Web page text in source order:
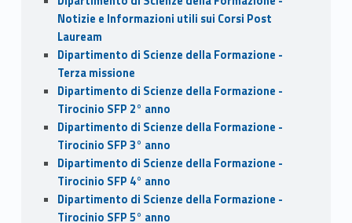
Notizie e Informazioni utili sui Corsi Post
Lauream
Dipartimento di Scienze della Formazione -
Terza missione
Dipartimento di Scienze della Formazione -
Tirocinio SFP 2° anno
Dipartimento di Scienze della Formazione -
Tirocinio SFP 3° anno
Dipartimento di Scienze della Formazione -
Tirocinio SFP 4° anno
Dipartimento di Scienze della Formazione -
Tirocinio SFP 5° anno